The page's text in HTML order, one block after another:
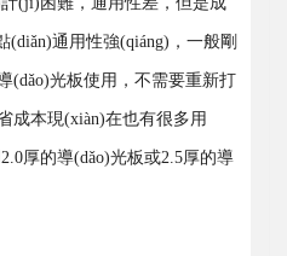
(diǎn)通用性強(qiáng)，一般剛
(dǎo)光板使用，不需要重新打
成本現(xiàn)在也有很多用
2.0厚的導(dǎo)光板或2.5厚的導